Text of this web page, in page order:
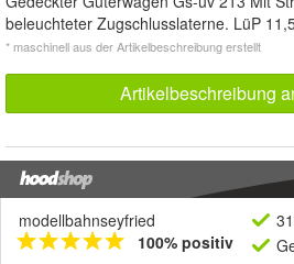
beleuchteter Zugschlusslaterne. LüP
* maschinell aus der Artikelbeschreibung erstellt
Artikelbeschreibung
modellbahnseyfried
100% positiv